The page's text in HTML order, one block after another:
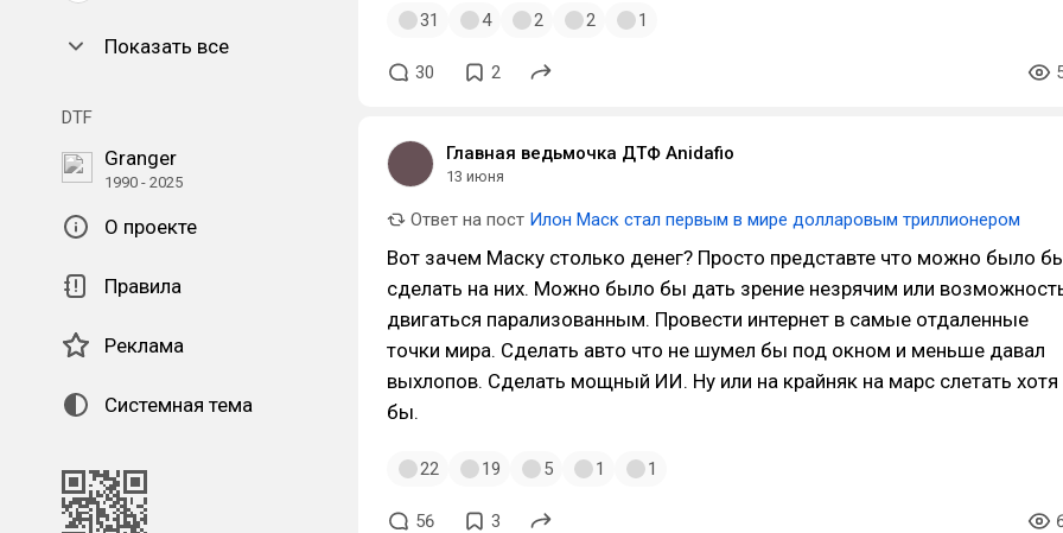
Показать все
DTF
Granger
1990 - 2025
О проекте
Правила
Реклама
Системная тема
31 4 2 2 1
30 2
Главная ведьмочка ДТФ Anidafio
13 июня
Ответ на пост Илон Маск стал первым в мире долларовым триллионером
Вот зачем Маску столько денег? Просто представте что можно было
сделать на них. Можно было бы дать зрение незрячим или
двигаться парализованным. Провести интернет в самые отдаленные
точки мира. Сделать авто что не шумел бы под окном и меньше давал
выхлопов. Сделать мощный ИИ. Ну или на крайняк на марс слетать хотя
бы.
22 19 5 1 1
56 3